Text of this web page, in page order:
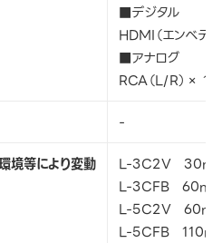
■デジタル
HDMI（エンベデ
■アナログ
RCA（L/R）× 1
-
境等により変動
L-3C2V 30m
L-3CFB 60m
L-5C2V 60m
L-5CFB 110m